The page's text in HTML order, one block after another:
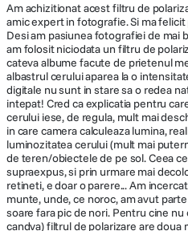
Am achizitionat acest filtru de
amic expert in fotografie. Si ma
Desi am pasiunea fotografiei de mai
am folosit niciodata un filtru de
cateva albume facute de prietenul
albastrul cerului aparea la o
digitale nu sunt in stare sa o redea
intepat! Cred ca explicatia pentru
cerului iese, de regula, mult mai
in care camera calculeaza lumina,
luminozitatea cerului (mult mai
de teren/obiectele de pe sol. Ceea
supraexpus, si prin urmare mai
retineti, e doar o parere... Am
munte, unde, ce noroc, am avut
soare fara pic de nori. Pentru cine
candva) filtrul de polarizare are doua